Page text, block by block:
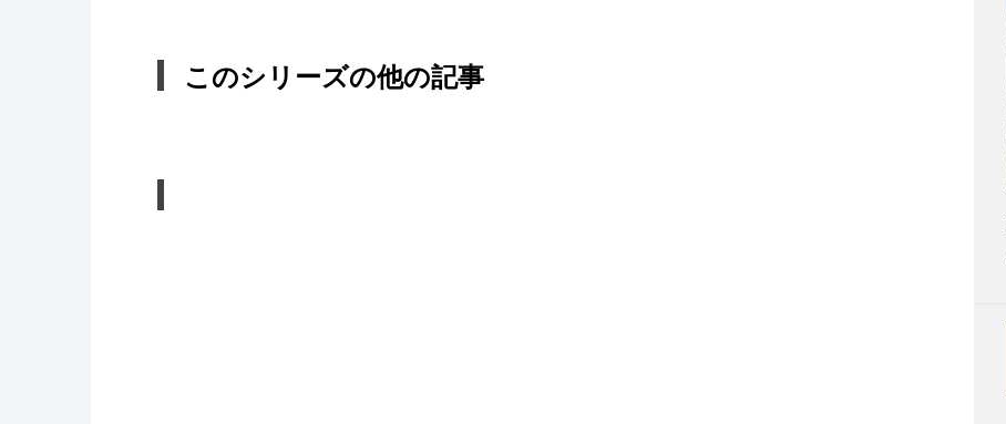
このシリーズの他の記事